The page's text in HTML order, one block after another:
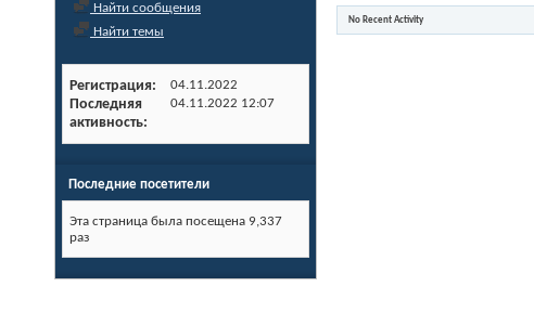
Найти сообщения
Найти темы
Регистрация 04.11.2022
Последняя
активность
04.11.2022 12:07
Последние посетители
Эта страница была посещена 9,337
раз
No Recent Activity